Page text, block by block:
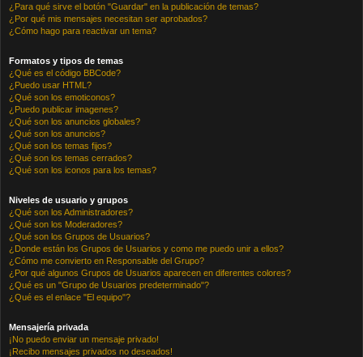
¿Para qué sirve el botón "Guardar" en la publicación de temas?
¿Por qué mis mensajes necesitan ser aprobados?
¿Cómo hago para reactivar un tema?
Formatos y tipos de temas
¿Qué es el código BBCode?
¿Puedo usar HTML?
¿Qué son los emoticonos?
¿Puedo publicar imagenes?
¿Qué son los anuncios globales?
¿Qué son los anuncios?
¿Qué son los temas fijos?
¿Qué son los temas cerrados?
¿Qué son los iconos para los temas?
Niveles de usuario y grupos
¿Qué son los Administradores?
¿Qué son los Moderadores?
¿Qué son los Grupos de Usuarios?
¿Donde están los Grupos de Usuarios y como me puedo unir a ellos?
¿Cómo me convierto en Responsable del Grupo?
¿Por qué algunos Grupos de Usuarios aparecen en diferentes colores?
¿Qué es un "Grupo de Usuarios predeterminado"?
¿Qué es el enlace "El equipo"?
Mensajería privada
¡No puedo enviar un mensaje privado!
¡Recibo mensajes privados no deseados!